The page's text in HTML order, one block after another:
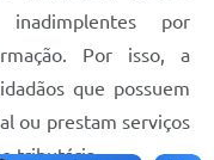
inadimplentes por
Por isso, a
que possuem
ou prestam serviços
tributária.